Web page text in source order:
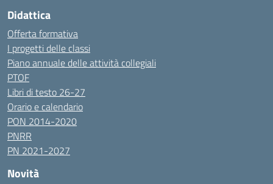
Didattica
Offerta formativa
I progetti delle classi
Piano annuale delle attività collegiali
PTOF
Libri di testo 26-27
Orario e calendario
PON 2014-2020
PNRR
PN 2021-2027
Novità